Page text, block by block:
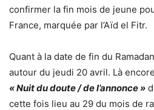
confirmer la fin mois de jeune
France, marquée par l’Aïd el Fitr.
Quant à la date de fin du
autour du jeudi 20 avril. Là
« Nuit du doute / de l’annonce »
cette fois lieu au 29 du mois de